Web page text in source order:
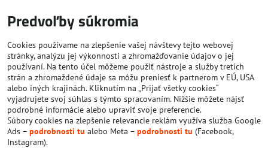
Predvoľby súkromia
Cookies používame na zlepšenie vašej návštevy tejto webovej
stránky, analýzu jej výkonnosti a zhromažďovanie údajov o jej
používaní. Na tento účel môžeme použiť nástroje a služby tretích
strán a zhromaždené údaje sa môžu preniesť k partnerom v EÚ, USA
alebo iných krajinách. Kliknutím na „Prijať všetky cookies“
vyjadrujete svoj súhlas s týmto spracovaním. Nižšie môžete nájsť
podrobné informácie alebo upraviť svoje preferencie.
Súbory cookies na zlepšenie relevancie reklám využíva služba Google
Ads – podrobnosti tu alebo Meta – podrobnosti tu (Facebook,
Instagram).